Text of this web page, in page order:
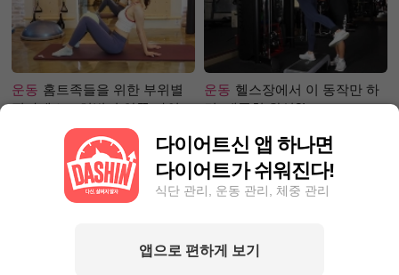
운동 홈트족들을 위한 부위별
필라테스 – 허벅지 안쪽 라인
운동 헬스장에서 이 동작만 하
면, 애플힙 완성?!
다이어트신 앱 하나면
다이어트가 쉬워진다!
식단 관리, 운동 관리, 체중 관리
앱으로 편하게 보기